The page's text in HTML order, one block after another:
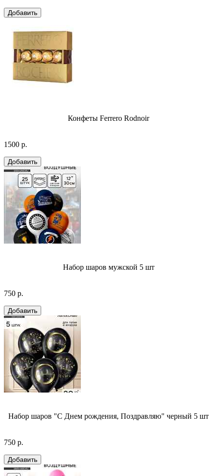
Конфеты Ferrero Rodnoir
1500 р.
Набор шаров мужской 5 шт
750 р.
Набор шаров "С Днем рождения, Поздравляю" черный 5 шт
750 р.